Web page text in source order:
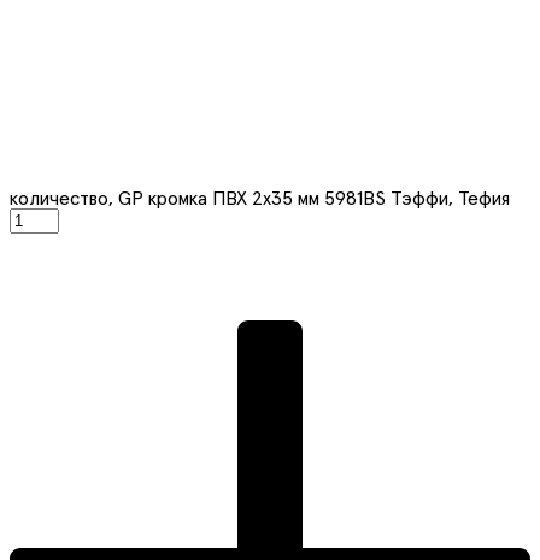
количество, GP кромка ПВХ 2x35 мм 5981BS Тэффи, Тефия